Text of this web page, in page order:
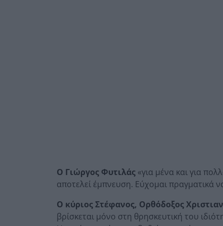
Ο Γιώργος Φυτιλάς «για μένα και για
αποτελεί έμπνευση. Εύχομαι πραγματικά
Ο κύριος Στέφανος, Ορθόδοξος
βρίσκεται μόνο στη θρησκευτική του